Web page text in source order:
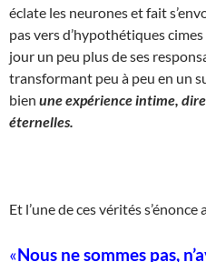
éclate les neurones et fait
pas vers d’hypothétiques
jour un peu plus de ses
transformant peu à peu en un
bien une expérience intime,
éternelles.
Et l’une de ces vérités s’énonce
«Nous ne sommes pas,